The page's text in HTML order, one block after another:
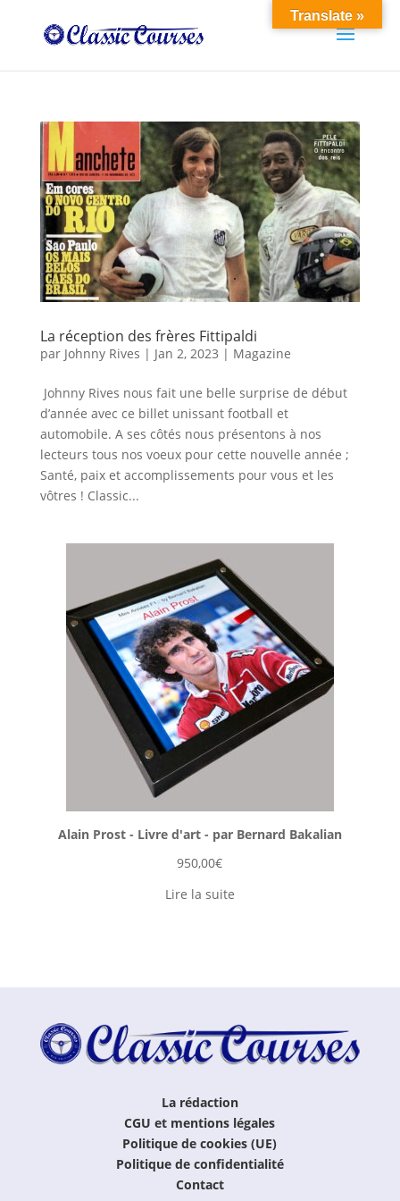
La réception des frères Fittipaldi
par Johnny Rives | Jan 2, 2023 | Magazine
Johnny Rives nous fait une belle surprise de début
d’année avec ce billet unissant football et
automobile. A ses côtés nous présentons à nos
lecteurs tous nos voeux pour cette nouvelle année ;
Santé, paix et accomplissements pour vous et les
vôtres ! Classic...
Alain Prost - Livre d'art - par Bernard Bakalian
950,00€
Lire la suite
La rédaction
CGU et mentions légales
Politique de cookies (UE)
Politique de confidentialité
Contact
Translate »